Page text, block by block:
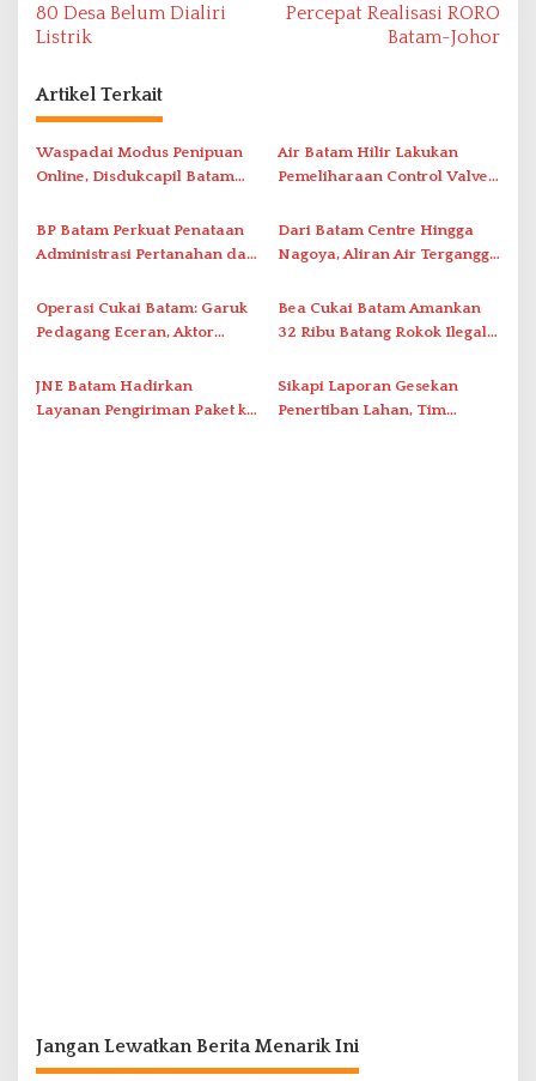
v
g
s
p
s
80 Desa Belum Dialiri
Listrik
Percepat Realisasi RORO
Batam-Johor
Artikel Terkait
Waspadai Modus Penipuan
Online, Disdukcapil Batam
Tatap Muka
Air Batam Hilir Lakukan
Pemeliharaan Control Valve,
BP Batam Perkuat Penataan
Administrasi Pertanahan dan
Dari Batam Centre Hingga
Nagoya, Aliran Air Terganggu
Duriangkang
Operasi Cukai Batam: Garuk
Pedagang Eceran, Aktor
Tersentuh?
Bea Cukai Batam Amankan
32 Ribu Batang Rokok Ilegal
JNE Batam Hadirkan
Layanan Pengiriman Paket ke
Sikapi Laporan Gesekan
Penertiban Lahan, Tim
Jangan Lewatkan Berita Menarik Ini